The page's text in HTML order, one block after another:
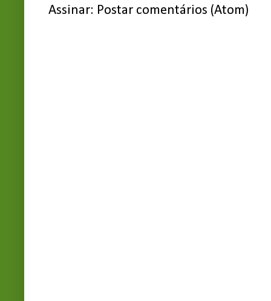
Assinar: Postar comentários (Atom)